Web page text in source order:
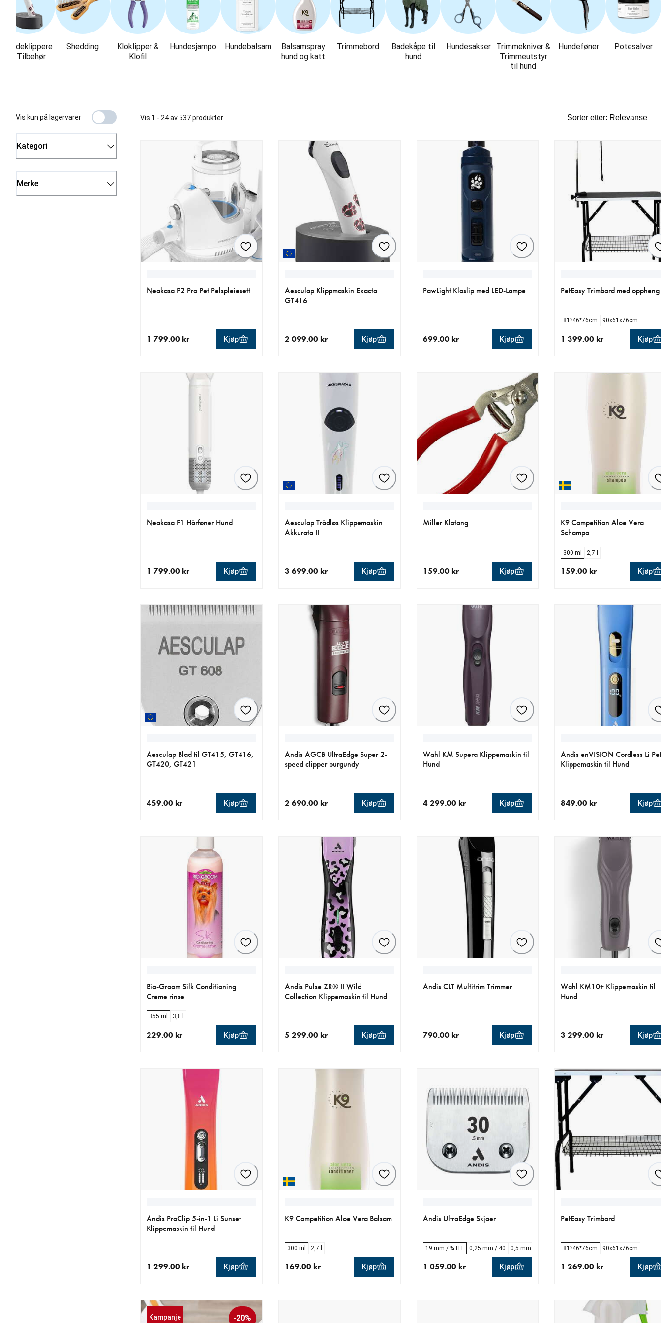
Hundeklippere
& Tilbehør
Shedding
Kloklipper &
Klofil
Hundesjampo Hundebalsam
Balsamspray
hund og katt
Trimmebord
Badekåpe til
hund
Hundesakser
Trimmekniver &
Trimmeutstyr
til hund
Hundeføner Potesalver
Vis kun på lagervarer
Kategori
Merke
Vis 1 - 24 av 537 produkter
Neakasa P2 Pro Pet Pelspleiesett
1 799.00 kr Kjøp
Aesculap Klippmaskin Exacta
GT416
2 099.00 kr Kjøp
PawLight Kloslip med LED-Lampe
699.00 kr Kjøp
PetEasy Trimbord med oppheng
81*46*76cm 90x61x76cm
1 399.00 kr Kjøp
Neakasa F1 Hårføner Hund
1 799.00 kr Kjøp
Aesculap Trådløs Klippemaskin
Akkurata II
3 699.00 kr Kjøp
Miller Klotang
159.00 kr Kjøp
K9 Competition Aloe Vera
Schampo
300 ml 2,7 l
159.00 kr Kjøp
Aesculap Blad til GT415, GT416,
GT420, GT421
459.00 kr Kjøp
Andis AGCB UltraEdge Super 2-
speed clipper burgundy
2 690.00 kr Kjøp
Wahl KM Supera Klippemaskin til
Hund
4 299.00 kr Kjøp
Andis enVISION Cordless Li
Klippemaskin til Hund
849.00 kr Kjøp
Bio-Groom Silk Conditioning
Creme rinse
355 ml 3,8 l
229.00 kr Kjøp
Andis Pulse ZR® II Wild
Collection Klippemaskin til Hund
5 299.00 kr Kjøp
Andis CLT Multitrim Trimmer
790.00 kr Kjøp
Wahl KM10+ Klippemaskin til
Hund
3 299.00 kr Kjøp
Andis ProClip 5-in-1 Li Sunset
Klippemaskin til Hund
1 299.00 kr Kjøp
K9 Competition Aloe Vera Balsam
300 ml 2,7 l
169.00 kr Kjøp
Andis UltraEdge Skjaer
19 mm / ¾ HT 0,25 mm / 40 0,5 mm / 30 1,2 mm / 15 1,5 mm / 10 13 mm / 3 ¾
1 059.00 kr Kjøp
PetEasy Trimbord
81*46*76cm 90x61x76cm
1 269.00 kr Kjøp
Kampanje -20%